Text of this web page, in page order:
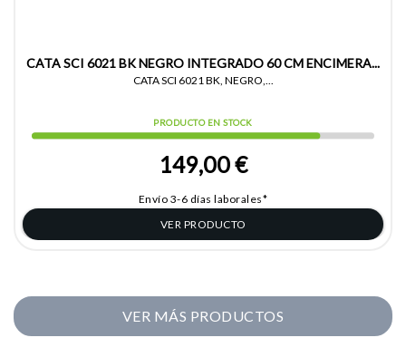
CATA SCI 6021 BK NEGRO INTEGRADO 60 CM ENCIMERA...
CATA SCI 6021 BK, NEGRO,...
PRODUCTO EN STOCK
149,00 €
Envío 3-6 días laborales*
VER PRODUCTO
VER MÁS PRODUCTOS